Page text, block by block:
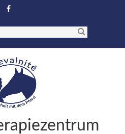
Search